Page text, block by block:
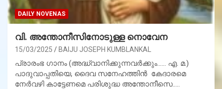
DAILY NOVENAS
വി. അന്തോനീസിനോടുള്ള നൊവേന
15/03/2025 BAIJU JOSEPH KUMBLANKAL
പ്രാരംഭ ഗാനം (അദ്ധ്വാനിക്കുന്നവര്‍ക്കും…… എ. മ.)
പാദുവാപ്പതിയെ, ദൈവ സനേഹത്തിന്‍ കേദാരമെ
നേര്‍വഴി കാട്ടേണമെ പരിശുദ്ധ അന്തോനീസെ…..